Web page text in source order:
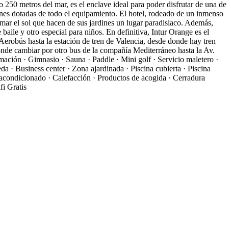
metros del mar, es el enclave ideal para poder disfrutar de una de
dotadas de todo el equipamiento. El hotel, rodeado de un inmenso
el sol que hacen de sus jardines un lugar paradisiaco. Además,
y otro especial para niños. En definitiva, Intur Orange es el
hasta la estación de tren de Valencia, desde donde hay tren
cambiar por otro bus de la compañía Mediterráneo hasta la Av.
· Gimnasio · Sauna · Paddle · Mini golf · Servicio maletero ·
· Business center · Zona ajardinada · Piscina cubierta · Piscina
· Calefacción · Productos de acogida · Cerradura
Gratis